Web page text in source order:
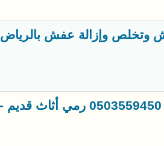
وإزالة عفش بالرياض 0503559450